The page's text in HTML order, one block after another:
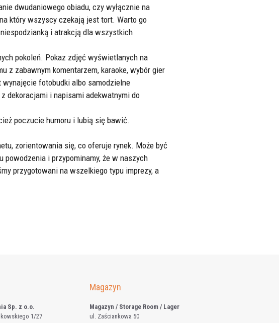
dwudaniowego obiadu, czy wyłącznie na
który wszyscy czekają jest tort. Warto go
i atrakcją dla wszystkich
pokoleń. Pokaz zdjęć wyświetlanych na
z zabawnym komentarzem, karaoke, wybór gier
wynajęcie fotobudki albo samodzielne
dekoracjami i napisami adekwatnymi do
poczucie humoru i lubią się bawić.
zorientowania się, co oferuje rynek. Może być
i przypominamy, że w naszych
przygotowani na wszelkiego typu imprezy, a
Sp. z o.o.
1/27
Magazyn
Magazyn / Storage Room / Lager
ul. Zaściankowa 50